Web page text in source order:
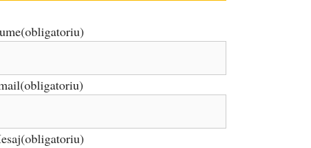
(obligatoriu)
(obligatoriu)
(obligatoriu)